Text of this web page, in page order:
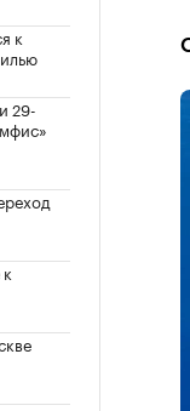
к
29-